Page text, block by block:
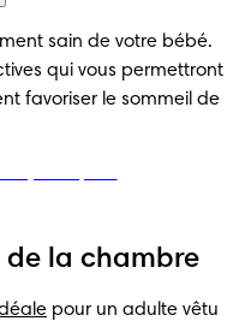
sain de votre bébé.
qui vous permettront
favoriser le sommeil de
de la chambre
pour un adulte vêtu